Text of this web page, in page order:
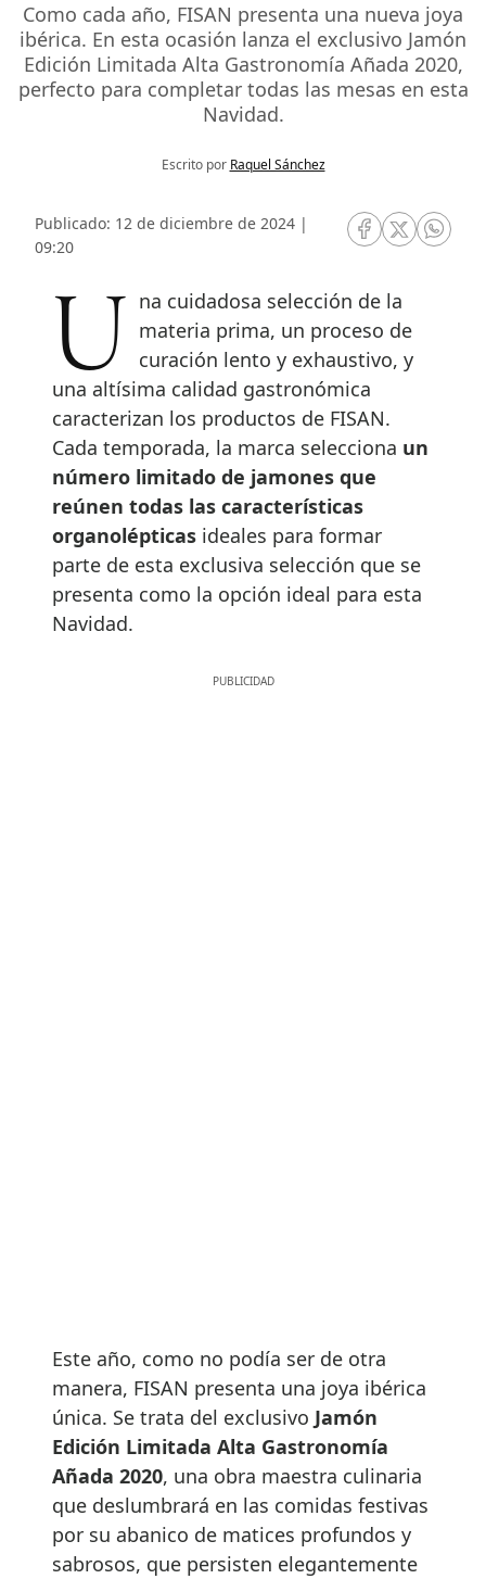
Como cada año, FISAN presenta una nueva joya
ibérica. En esta ocasión lanza el exclusivo Jamón
Edición Limitada Alta Gastronomía Añada 2020,
perfecto para completar todas las mesas en esta
Navidad.
Escrito por Raquel Sánchez
Publicado: 12 de diciembre de 2024 |
09:20
RRSS Facebook
RRSSRRSS
Una cuidadosa selección de la
materia prima, un proceso de
curación lento y exhaustivo, y
una altísima calidad gastronómica
caracterizan los productos de FISAN.
Cada temporada, la marca selecciona un
número limitado de jamones que
reúnen todas las características
organolépticas ideales para formar
parte de esta exclusiva selección que se
presenta como la opción ideal para esta
Navidad.
Este año, como no podía ser de otra
manera, FISAN presenta una joya ibérica
única. Se trata del exclusivo Jamón
Edición Limitada Alta Gastronomía
Añada 2020, una obra maestra culinaria
que deslumbrará en las comidas festivas
por su abanico de matices profundos y
sabrosos, que persisten elegantemente